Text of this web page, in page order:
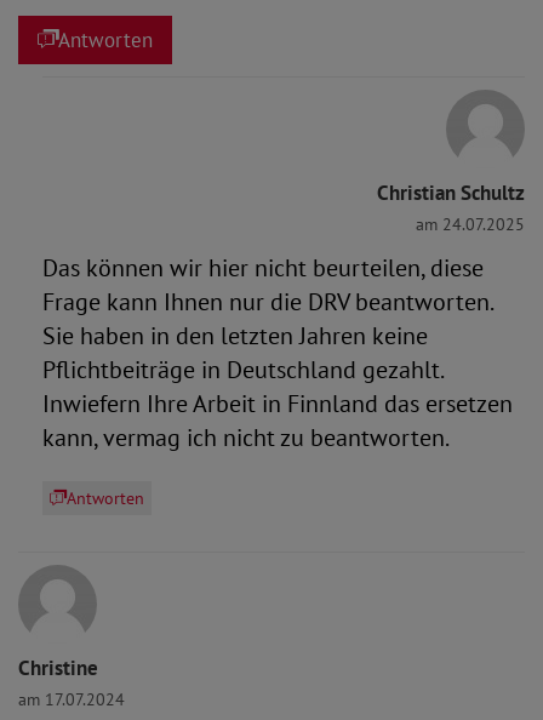
Antworten
Christian Schultz
am 24.07.2025
Das können wir hier nicht beurteilen, diese
Frage kann Ihnen nur die DRV beantworten.
Sie haben in den letzten Jahren keine
Pflichtbeiträge in Deutschland gezahlt.
Inwiefern Ihre Arbeit in Finnland das ersetzen
kann, vermag ich nicht zu beantworten.
Antworten
Christine
am 17.07.2024